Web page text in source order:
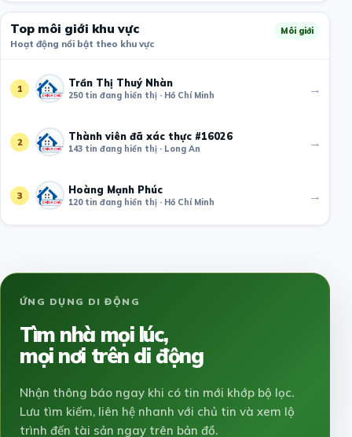
Top môi giới khu vực
Hoạt động nổi bật theo khu vực
Môi giới
1 Trần Thị Thuý Nhàn
250 tin đang hiển thị · Hồ Chí Minh →
2 Thành viên đã xác thực #16026
143 tin đang hiển thị · Long An →
3 Hoàng Mạnh Phúc
120 tin đang hiển thị · Hồ Chí Minh →
ỨNG DỤNG DI ĐỘNG
Tìm nhà mọi lúc,
mọi nơi trên di động
Nhận thông báo ngay khi có tin mới khớp bộ lọc.
Lưu tìm kiếm, liên hệ nhanh với chủ tin và xem lộ
trình đến tài sản ngay trên bản đồ.